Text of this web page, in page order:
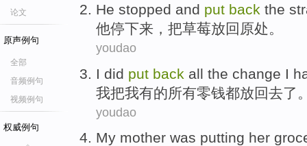
论文
原声例句
全部
音频例句
视频例句
权威例句
He stopped and put back the
他停下来，把草莓放回原处。
youdao
I did put back all the change I
我把我有的所有零钱都放回去了
youdao
My mother was putting her